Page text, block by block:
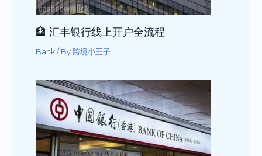
🏦 汇丰银行线上开户全流程
Bank / By跨境小王子